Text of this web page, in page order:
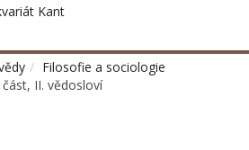
Filosofie a sociologie
II. vědosloví